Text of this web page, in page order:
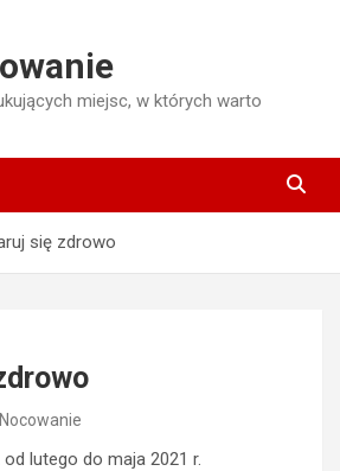
miejsc, w których warto
się zdrowo
lutego do maja 2021 r.